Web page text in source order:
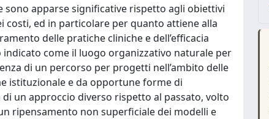
sono apparse significative rispetto agli obiettivi
ed in particolare per quanto attiene alla
delle pratiche cliniche e dell’efficacia
come il luogo organizzativo naturale per
di un percorso per progetti nell’ambito delle
istituzionale e da opportune forme di
un approccio diverso rispetto al passato, volto
ripensamento non superficiale dei modelli e